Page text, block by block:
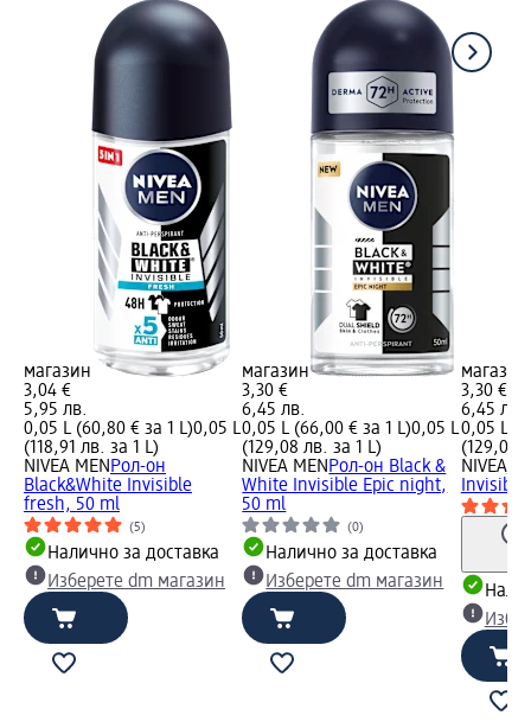
магазин
3,04 €
5,95 лв.
0,05 L (60,80 € за 1 L)0,05 L
(118,91 лв. за 1 L)
NIVEA MENРол-он
Black&White Invisible
fresh, 50 ml
(5)
Налично за доставка
Изберете dm магазин
магазин
3,30 €
6,45 лв.
0,05 L (66,00 € за 1 L)0,05 L
(129,08 лв. за 1 L)
NIVEA MENРол-он Black &
White Invisible Epic night,
50 ml
(0)
Налично за доставка
Изберете dm магазин
магазин
3,30 €
6,45 лв.
0,05 L
(129,08
NIVEA
Invisible